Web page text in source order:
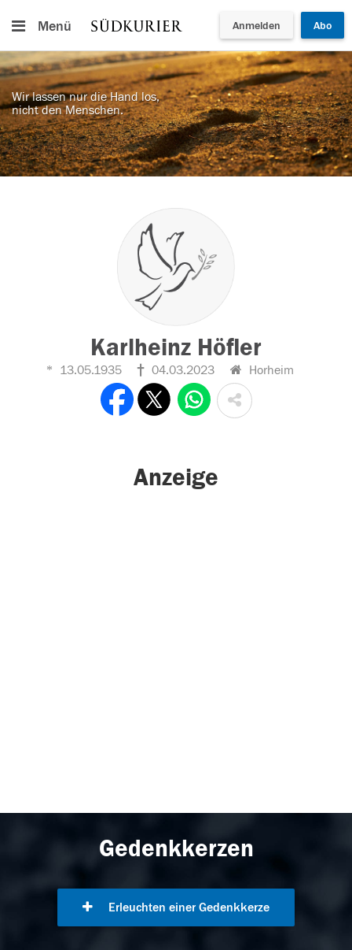
Menü Anmelden Abo
Wir lassen nur die Hand los,
nicht den Menschen.
Karlheinz Höfler
13.05.1935 04.03.2023 Horheim
Anzeige
Gedenkkerzen
Erleuchten einer Gedenkkerze